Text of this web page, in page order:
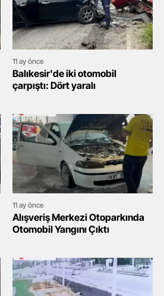
11 ay önce
Balıkesir'de iki otomobil
çarpıştı: Dört yaralı
11 ay önce
Alışveriş Merkezi Otoparkında
Otomobil Yangını Çıktı